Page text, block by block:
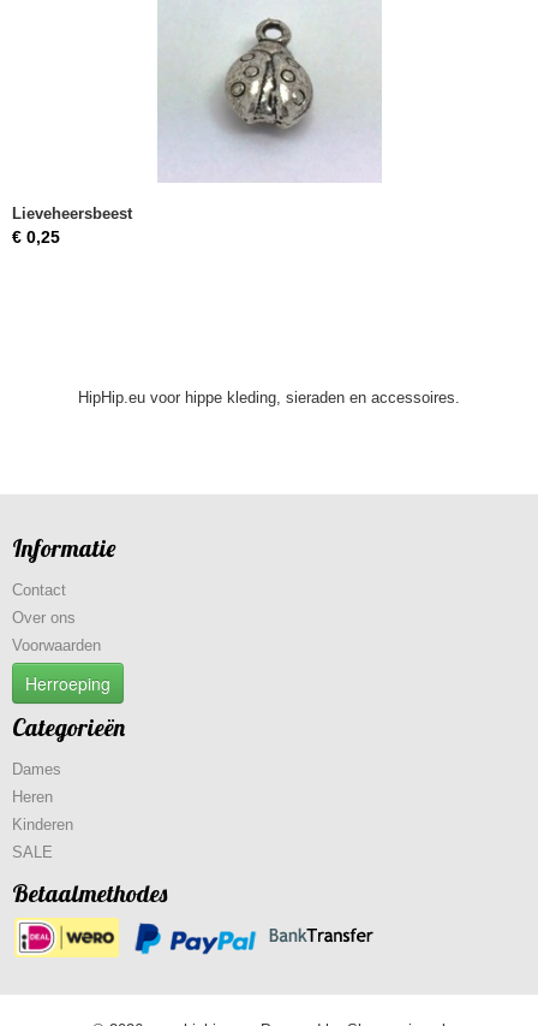
Lieveheersbeest
€ 0,25
HipHip.eu voor hippe kleding, sieraden en accessoires.
Informatie
Contact
Over ons
Voorwaarden
Herroeping
Categorieën
Dames
Heren
Kinderen
SALE
Betaalmethodes